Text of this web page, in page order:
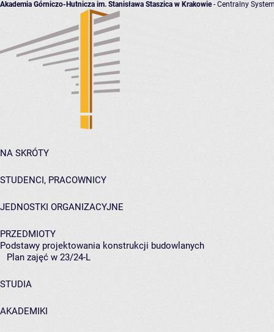
Akademia Górniczo-Hutnicza im. Stanisława Staszica w Krakowie- Centralny
NA SKRÓTY
STUDENCI, PRACOWNICY
JEDNOSTKI ORGANIZACYJNE
PRZEDMIOTY
Podstawy projektowania konstrukcji budowlanych
Plan zajęć w 23/24-L
STUDIA
AKADEMIKI